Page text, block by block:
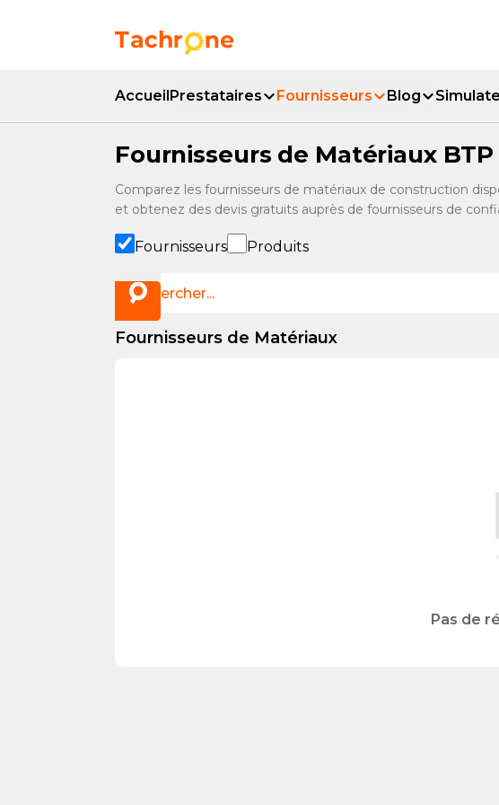
AccueilPrestataires Fournisseurs Blog
Fournisseurs de Matériaux
Comparez les fournisseurs de matériaux de construction
et obtenez des devis gratuits auprès de fournisseurs de
Fournisseurs Produits
Fournisseurs de Matériaux
Pas de